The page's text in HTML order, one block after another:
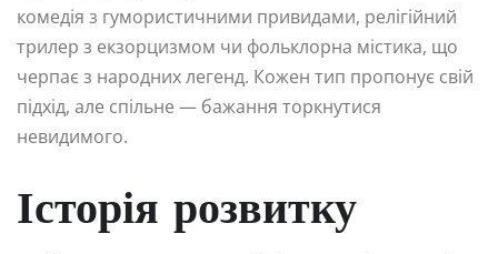
комедія з гумористичними привидами, релігійний
трилер з екзорцизмом чи фольклорна містика, що
черпає з народних легенд. Кожен тип пропонує свій
підхід, але спільне — бажання торкнутися
невидимого.
Історія розвитку